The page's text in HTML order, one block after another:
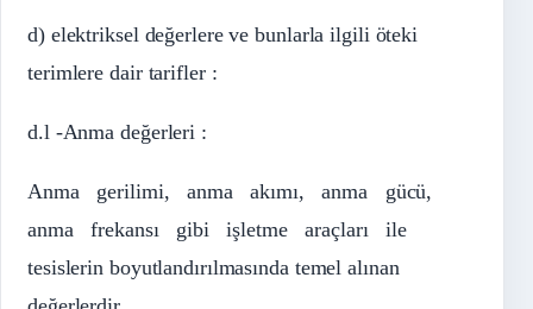
d) elektriksel değerlere ve bunlarla ilgili öteki
terimlere dair tarifler :
d.l -Anma değerleri :
Anma gerilimi, anma akımı, anma gücü,
anma frekansı gibi işletme araçları ile
tesislerin boyutlandırılmasında temel alınan